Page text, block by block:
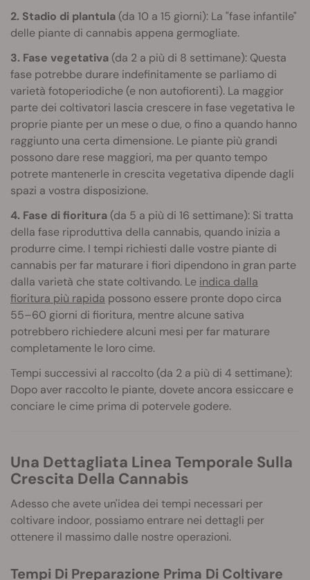
2. Stadio di plantula (da 10 a 15 giorni): La "fase infantile"
delle piante di cannabis appena germogliate.
3. Fase vegetativa (da 2 a più di 8 settimane): Questa
fase potrebbe durare indefinitamente se parliamo di
varietà fotoperiodiche (e non autofiorenti). La maggior
parte dei coltivatori lascia crescere in fase vegetativa le
proprie piante per un mese o due, o fino a quando hanno
raggiunto una certa dimensione. Le piante più grandi
possono dare rese maggiori, ma per quanto tempo
potrete mantenerle in crescita vegetativa dipende dagli
spazi a vostra disposizione.
4. Fase di fioritura (da 5 a più di 16 settimane): Si tratta
della fase riproduttiva della cannabis, quando inizia a
produrre cime. I tempi richiesti dalle vostre piante di
cannabis per far maturare i fiori dipendono in gran parte
dalla varietà che state coltivando. Le indica dalla
fioritura più rapida possono essere pronte dopo circa
55–60 giorni di fioritura, mentre alcune sativa
potrebbero richiedere alcuni mesi per far maturare
completamente le loro cime.
Tempi successivi al raccolto (da 2 a più di 4 settimane):
Dopo aver raccolto le piante, dovete ancora essiccare e
conciare le cime prima di potervele godere.
Una Dettagliata Linea Temporale Sulla
Crescita Della Cannabis
Adesso che avete un'idea dei tempi necessari per
coltivare indoor, possiamo entrare nei dettagli per
ottenere il massimo dalle nostre operazioni.
Tempi Di Preparazione Prima Di Coltivare